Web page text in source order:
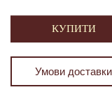
КУПИТИ
Умови доставки